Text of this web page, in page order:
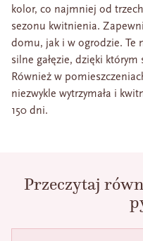
kolor, co najmniej od
sezonu kwitnienia.
domu, jak i w ogrodzie. Te
silne gałęzie, dzięki
Również w
niezwykle wytrzymała i
150 dni.
Przeczytaj